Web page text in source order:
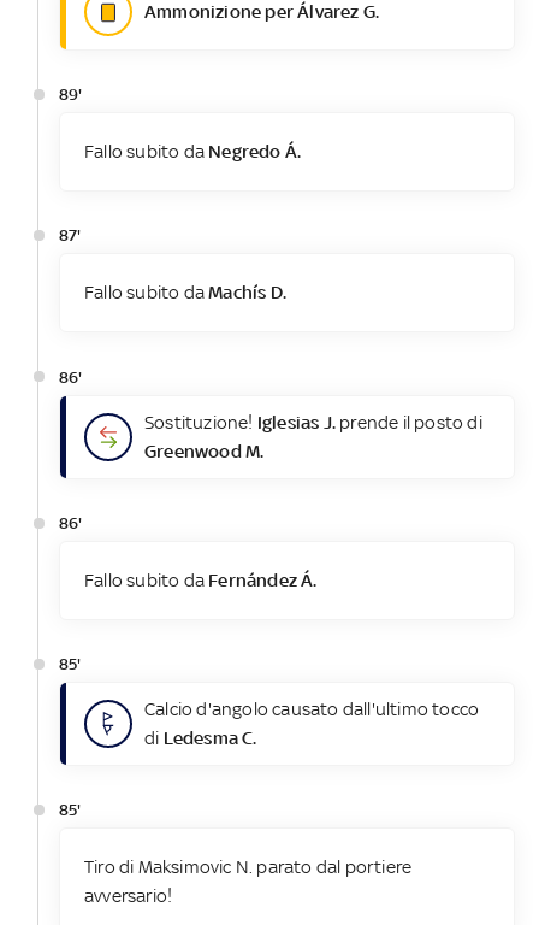
Ammonizione per Álvarez G.
89'
Fallo subito da Negredo Á.
87'
Fallo subito daMachís D.
86'
Sostituzione! Iglesias J. prende il posto di
Greenwood M.
86'
Fallo subito da Fernández Á.
85'
Calcio d'angolo causato dall'ultimo tocco
di Ledesma C.
85'
Tiro di Maksimovic N. parato dal portiere
avversario!